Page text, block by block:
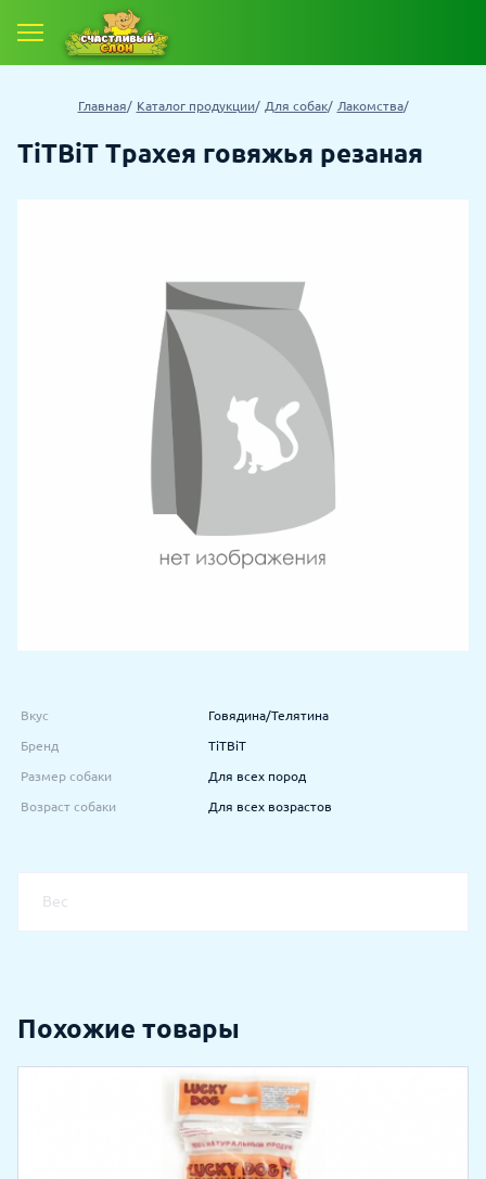
Главная Каталог продукции Для собак Лакомства
TiTBiT Трахея говяжья резаная
Вкус Говядина/Телятина
Бренд TiTBiT
Размер собаки Для всех пород
Возраст собаки Для всех возрастов
Вес
Похожие товары